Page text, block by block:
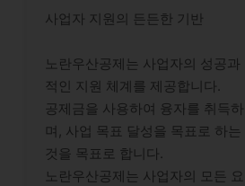
사업자 지원의 든든한 기반
노란우산공제는 사업자의 성공
적인 지원 체계를 제공합니다.
공제금을 사용하여 융자를 취득
며, 사업 목표 달성을 목표로 하
것을 목표로 합니다.
노란우산공제는 사업자의 모든